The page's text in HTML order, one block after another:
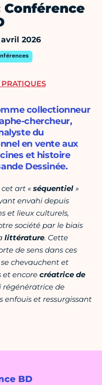
Conférence
avril 2026
BD
collectionneur
chercheur,
du
en vente aux
et histoire
Dessinée.
cet art « séquentiel »
envahi depuis
et lieux culturels,
société par le biais
littérature. Cette
de sens dans ces
se chevauchent et
et encore créatrice de
régénératrice de
enfouis et ressurgissant